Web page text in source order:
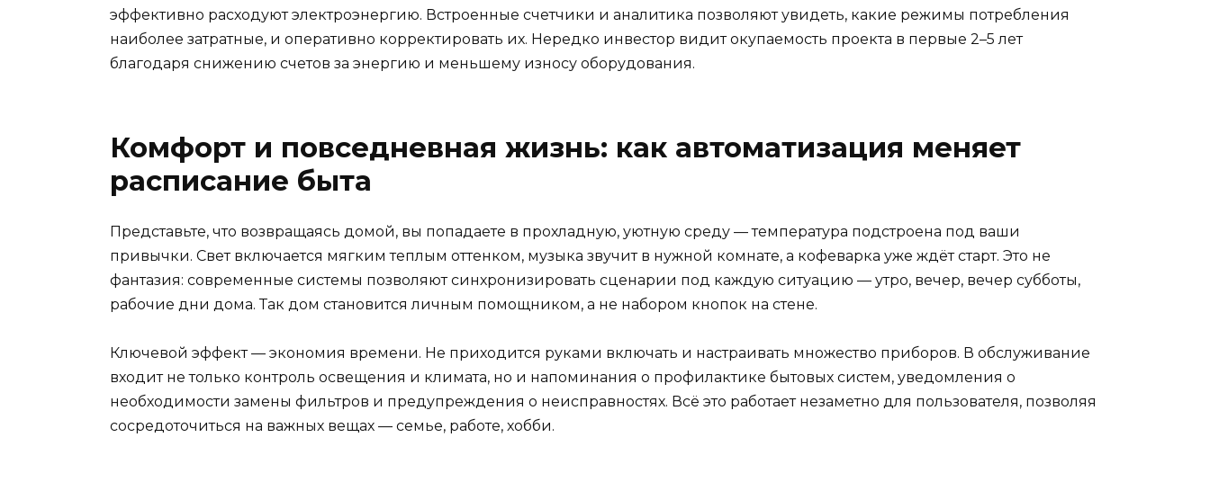
эффективно расходуют электроэнергию. Встроенные счетчики и аналитика позволяют увидеть, какие режимы потребления
наиболее затратные, и оперативно корректировать их. Нередко инвестор видит окупаемость проекта в первые 2–5 лет
благодаря снижению счетов за энергию и меньшему износу оборудования.
Комфорт и повседневная жизнь: как автоматизация меняет
расписание быта
Представьте, что возвращаясь домой, вы попадаете в прохладную, уютную среду — температура подстроена под ваши
привычки. Свет включается мягким теплым оттенком, музыка звучит в нужной комнате, а кофеварка уже ждёт старт. Это не
фантазия: современные системы позволяют синхронизировать сценарии под каждую ситуацию — утро, вечер, вечер субботы,
рабочие дни дома. Так дом становится личным помощником, а не набором кнопок на стене.
Ключевой эффект — экономия времени. Не приходится руками включать и настраивать множество приборов. В обслуживание
входит не только контроль освещения и климата, но и напоминания о профилактике бытовых систем, уведомления о
необходимости замены фильтров и предупреждения о неисправностях. Всё это работает незаметно для пользователя, позволяя
сосредоточиться на важных вещах — семье, работе, хобби.